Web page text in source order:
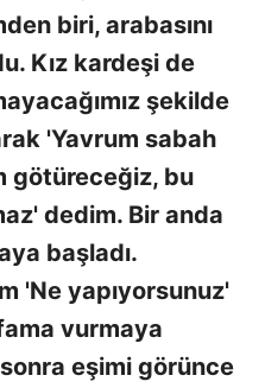
biri, arabasını
Kız kardeşi de
şekilde
'Yavrum sabah
götüreceğiz, bu
dedim. Bir anda
başladı.
'Ne yapıyorsunuz'
vurmaya
eşimi görünce